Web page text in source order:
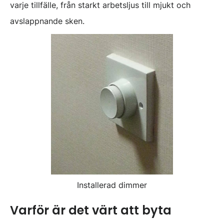
varje tillfälle, från starkt arbetsljus till mjukt och
avslappnande sken.
Installerad dimmer
Varför är det värt att byta